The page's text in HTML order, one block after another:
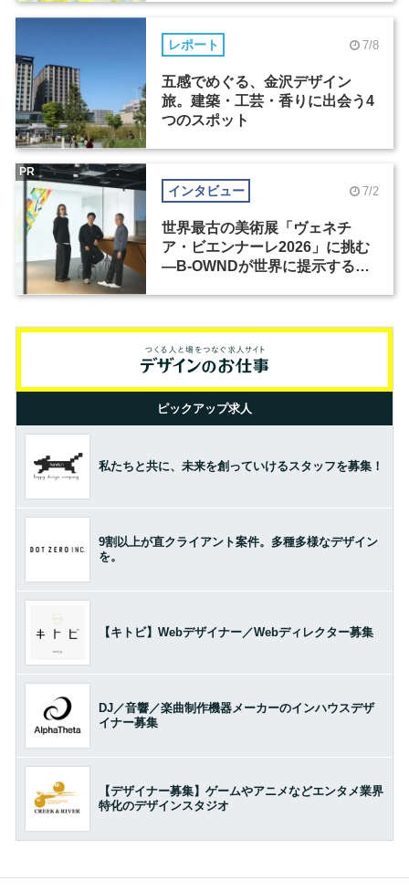
レポート 7/8
五感でめぐる、金沢デザイン
旅。建築・工芸・香りに出会う4
つのスポット
インタビュー 7/2
世界最古の美術展「ヴェネチ
ア・ビエンナーレ2026」に挑む
―B-OWNDが世界に提示する美
PR
ピックアップ求人
私たちと共に、未来を創っていけるスタッフを募集！
9割以上が直クライアント案件。多種多様なデザイン
を。
【キトビ】Webデザイナー／Webディレクター募集
DJ／音響／楽曲制作機器メーカーのインハウスデザ
イナー募集
【デザイナー募集】ゲームやアニメなどエンタメ業界
特化のデザインスタジオ